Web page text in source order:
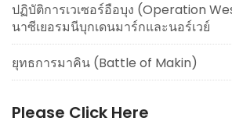
ปฏิบัติการเวเซอร์อือบุง (Operation
นาซีเยอรมนีบุกเดนมาร์กและนอร์เวย์
ยุทธการมาคิน (Battle of Makin)
Please Click Here